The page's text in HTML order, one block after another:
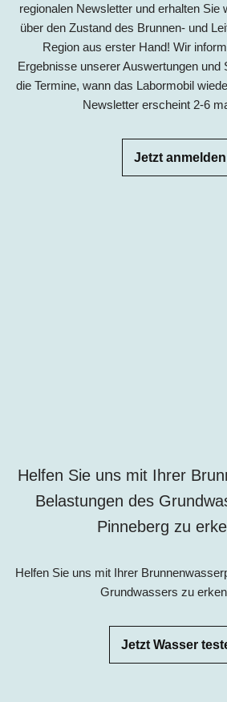
regionalen Newsletter und erhalten Sie
über den Zustand des Brunnen- und
Region aus erster Hand! Wir
Ergebnisse unserer Auswertungen und
die Termine, wann das Labormobil
Newsletter erscheint 2-6
Jetzt anmelden
Helfen Sie uns mit Ihrer
Belastungen des
Pinneberg zu
Helfen Sie uns mit Ihrer
Grundwassers zu
Jetzt Wasser